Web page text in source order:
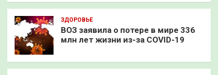
ЗДОРОВЬЕ
ВОЗ заявила о потере в мире 336
млн лет жизни из-за COVID-19